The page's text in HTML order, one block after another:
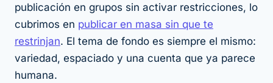
publicación en grupos sin activar restricciones, lo
cubrimos en publicar en masa sin que te
restrinjan. El tema de fondo es siempre el mismo:
variedad, espaciado y una cuenta que ya parece
humana.